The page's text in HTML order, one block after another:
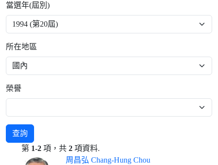
當選年(屆別)
所在地區
榮譽
查詢
第 1-2 項，共 2 項資料.
周昌弘 Chang-Hung Chou